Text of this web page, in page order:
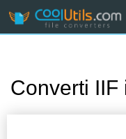
Converti IIF